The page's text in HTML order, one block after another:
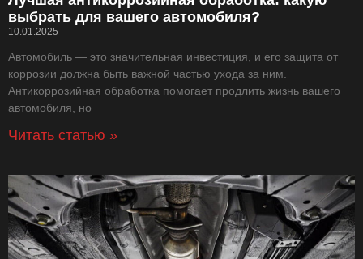
выбрать для вашего автомобиля?
10.01.2025
Автомобиль — это значительная инвестиция, и его защита от
коррозии должна быть важной частью ухода за ним.
Антикоррозийная обработка помогает продлить жизнь вашего
автомобиля, но
Читать статью »